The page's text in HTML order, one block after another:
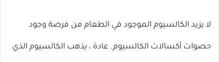
لا يزيد الكالسيوم الموجود في الطعام من فرصة وجود
حصوات أكسالات الكالسيوم. عادة ، يذهب الكالسيوم الذي